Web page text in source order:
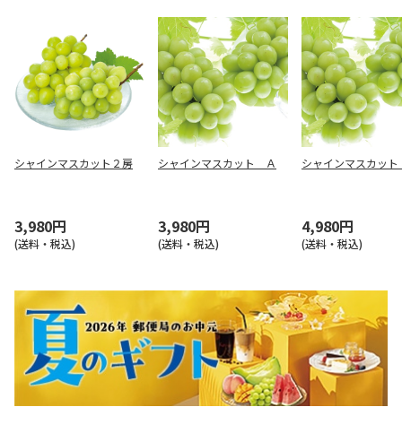
シャインマスカット２房
3,980円
(送料・税込)
シャインマスカット Ａ
3,980円
(送料・税込)
シャインマスカッ
4,980円
(送料・税込)